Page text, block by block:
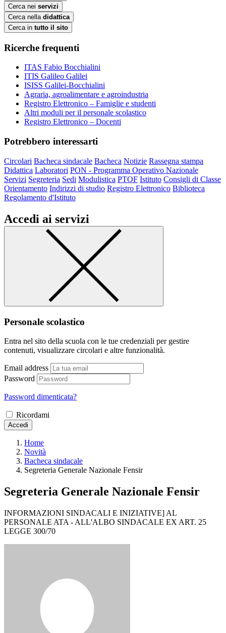
Cerca nei servizi
Cerca nella didattica
Cerca in tutto il sito
Ricerche frequenti
ITAS Fabio Bocchialini
ITIS Galileo Galilei
ISISS Galilei-Bocchialini
Agraria, agroalimentare e agroindustria
Registro Elettronico – Famiglie e studenti
Altri moduli per il personale scolastico
Registro Elettronico – Docenti
Potrebbero interessarti
Circolari Bacheca sindacale Bacheca Notizie Rassegna stampa
Didattica Laboratori PON - Programma Operativo Nazionale
Servizi Segreteria Sedi Modulistica PTOF Istituto Consigli di Classe
Orientamento Indirizzi di studio Registro Elettronico Biblioteca
Regolamento d'Istituto
Accedi ai servizi
Personale scolastico
Entra nel sito della scuola con le tue credenziali per gestire
contenuti, visualizzare circolari e altre funzionalità.
Email address
Password
Password dimenticata?
Ricordami
Accedi
Home
Novità
Bacheca sindacale
Segreteria Generale Nazionale Fensir
Segreteria Generale Nazionale Fensir
INFORMAZIONI SINDACALI E INIZIATIVE] AL
PERSONALE ATA - ALL'ALBO SINDACALE EX ART. 25
LEGGE 300/70